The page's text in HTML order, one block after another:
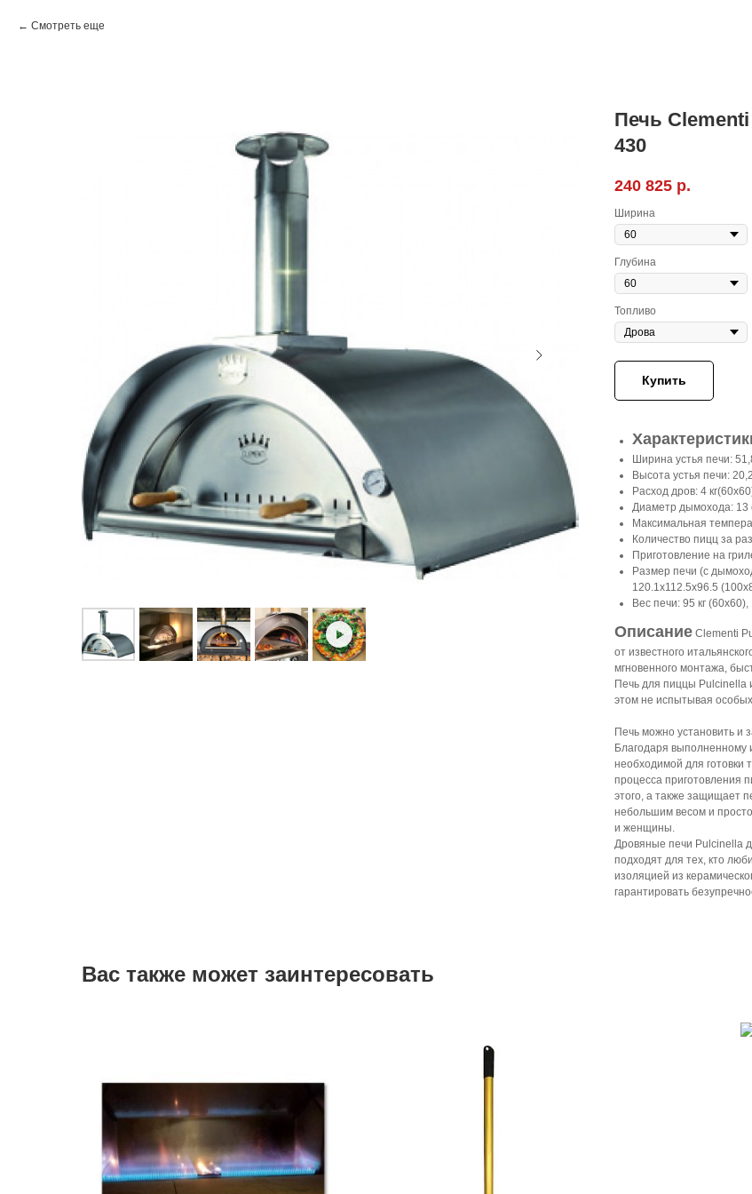
Смотреть еще
Печь
430
240 825 р.
Ширина
Глубина
Топливо
Купить
Ширина устья печи:
Высота устья печи:
Расход дров: 4
Диаметр дымохода: 13
Максимальная
Количество пицц за
Приготовление на
Размер печи (с
120.1х112.5х96.5
Вес печи: 95 кг
Описание Clementi
от известного
мгновенного монтажа,
Печь для пиццы Pulcinella
этом не испытывая
Печь можно установить и
Благодаря выполненному
необходимой для готовки
процесса приготовления
этого, а также защищает
небольшим весом и
и женщины.
Дровяные печи Pulcinella
подходят для тех, кто
изоляцией из
гарантировать
Вас также может заинтересовать